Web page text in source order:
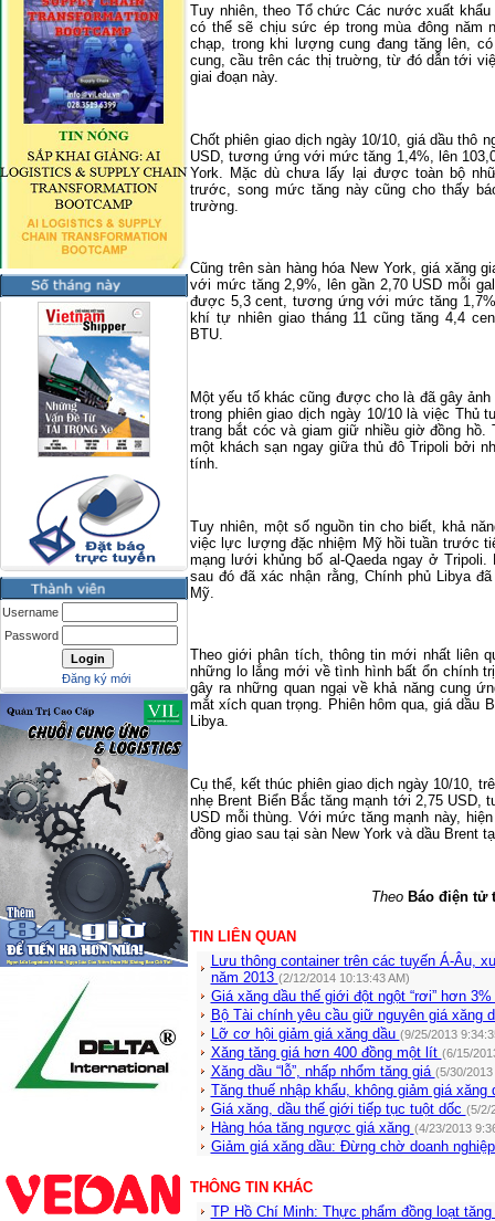
Username
Password
Đăng ký mới
Tuy nhiên, theo Tổ chức Các nước xuất
có thể sẽ chịu sức ép trong mùa đông năm
chạp, trong khi lượng cung đang tăng lên,
cung, cầu trên các thị truờng, từ đó dẫn tới
giai đoạn này.
Chốt phiên giao dịch ngày 10/10, giá dầu thô
USD, tương ứng với mức tăng 1,4%, lên
York. Mặc dù chưa lấy lại được toàn bộ
trước, song mức tăng này cũng cho thấy
trường.
Cũng trên sàn hàng hóa New York, giá xăng
với mức tăng 2,9%, lên gần 2,70 USD mỗi
được 5,3 cent, tương ứng với mức tăng
khí tự nhiên giao tháng 11 cũng tăng 4,4
BTU.
Một yếu tố khác cũng được cho là đã gây
trong phiên giao dịch ngày 10/10 là việc Thủ
trang bắt cóc và giam giữ nhiều giờ đồng
một khách sạn ngay giữa thủ đô Tripoli bởi
tính.
Tuy nhiên, một số nguồn tin cho biết, khả
việc lực lượng đặc nhiệm Mỹ hồi tuần trước
mạng lưới khủng bố al-Qaeda ngay ở
sau đó đã xác nhận rằng, Chính phủ Libyađã
Mỹ.
Theo giới phân tích, thông tin mới nhất liên
những lo lắng mới về tình hình bất ổn chính
gây ra những quan ngại về khả năng cung
mắt xích quan trọng. Phiên hôm qua, giá dầu
Libya.
Cụ thể, kết thúc phiên giao dịch ngày 10/10,
nhẹ Brent Biển Bắc tăng mạnh tới 2,75 USD,
USD mỗi thùng. Với mức tăng mạnh này,
đồng giao sau tại sàn New York và dầu Brent
Theo Báo điện tử
TIN LIÊN QUAN
Lưu thông container trên các tuyến Á-Âu,
năm 2013 (2/12/2014 10:13:43 AM)
Giá xăng dầu thế giới đột ngột “rơi” hơn 3%
Bộ Tài chính yêu cầu giữ nguyên giá xăng
Lỡ cơ hội giảm giá xăng dầu (9/25/2013
Xăng tăng giá hơn 400 đồng một lít (6/15/
Xăng dầu “lỗ”, nhấp nhổm tăng giá (5/30/2013
Tăng thuế nhập khẩu, không giảm giá xăng
Giá xăng, dầu thế giới tiếp tục tuột dốc (5/2/
Hàng hóa tăng ngược giá xăng (4/23/2013
Giảm giá xăng dầu: Đừng chờ doanh
THÔNG TIN KHÁC
TP Hồ Chí Minh: Thực phẩm đồng loạt